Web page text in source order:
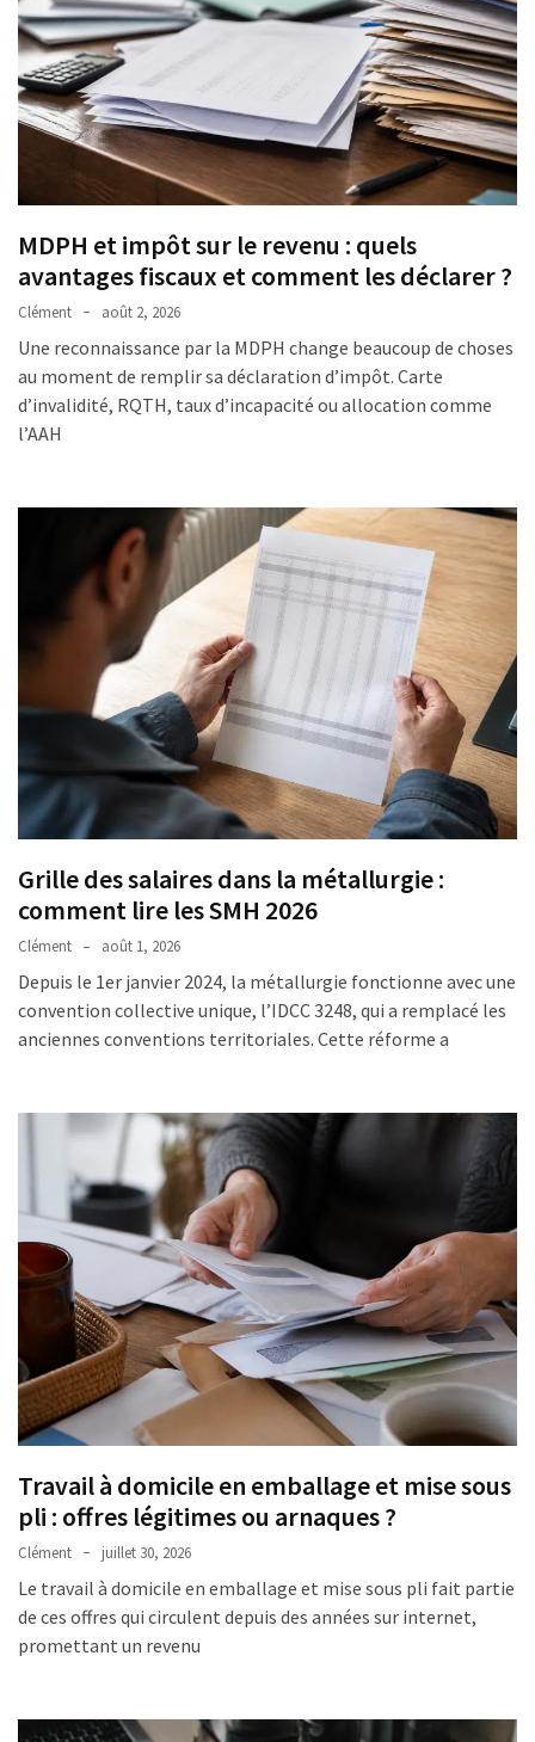
MDPH et impôt sur le revenu : quels
avantages fiscaux et comment les déclarer ?
Clément août 2, 2026
Une reconnaissance par la MDPH change beaucoup de choses
au moment de remplir sa déclaration d’impôt. Carte
d’invalidité, RQTH, taux d’incapacité ou allocation comme
l’AAH
Grille des salaires dans la métallurgie :
comment lire les SMH 2026
Clément août 1, 2026
Depuis le 1er janvier 2024, la métallurgie fonctionne avec une
convention collective unique, l’IDCC 3248, qui a remplacé les
anciennes conventions territoriales. Cette réforme a
Travail à domicile en emballage et mise sous
pli : offres légitimes ou arnaques ?
Clément juillet 30, 2026
Le travail à domicile en emballage et mise sous pli fait partie
de ces offres qui circulent depuis des années sur internet,
promettant un revenu